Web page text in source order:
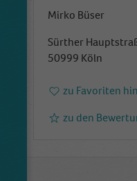
Mirko Büser
Sürther
50999 Köln
zu Favoriten
zu den